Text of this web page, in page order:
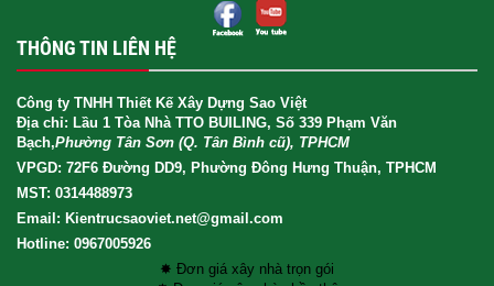
THÔNG TIN LIÊN HỆ
Công ty TNHH Thiết Kế Xây Dựng Sao Việt
Địa chỉ: Lầu 1 Tòa Nhà TTO BUILING, Số 339 Phạm Văn
Bạch,Phường Tân Sơn (Q. Tân Bình cũ), TPHCM
VPGD: 72F6 Đường DD9, Phường Đông Hưng Thuận, TPHCM
MST: 0314488973
Email: Kientrucsaoviet.net@gmail.com
Hotline: 0967005926
✸ Đơn giá xây nhà trọn gói